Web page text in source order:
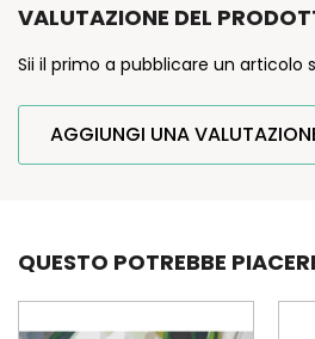
VALUTAZIONE DEL
Sii il primo a pubblicare un articolo
AGGIUNGI UNA
QUESTO POTREBBE